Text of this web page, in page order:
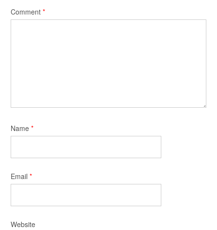
Comment *
Name *
Email *
Website